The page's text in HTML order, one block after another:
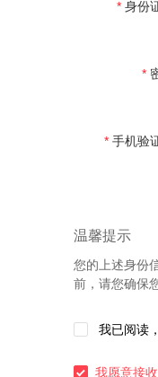
身份
手机验
温馨提示
您的上述身份
前，请您确保
我已阅读
我愿意接